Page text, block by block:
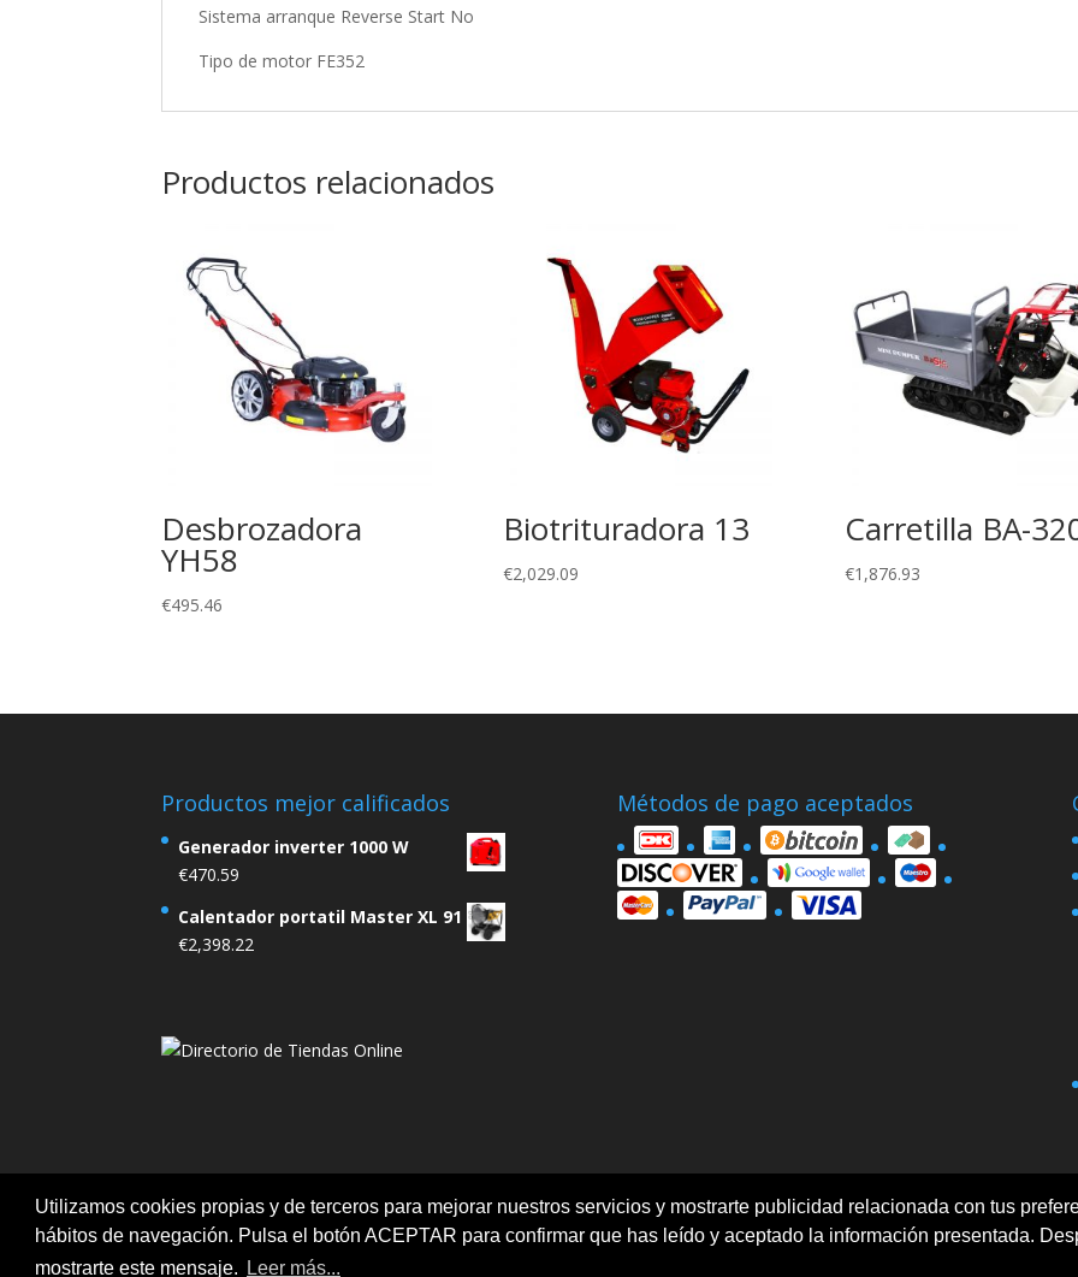
Utilizamos cookies propias y de terceros para mejorar nuestros servicios y mostrarte publicidad relacionada con tus
hábitos de navegación. Pulsa el botón ACEPTAR para confirmar que has leído y aceptado la información presentada.
mostrarte este mensaje.
Leer más...
Sistema arranque Reverse Start No
Tipo de motor FE352
Productos relacionados
Desbrozadora
YH58
€495.46
Biotrituradora 13
€2,029.09
Carretilla BA-
€1,876.93
Productos mejor calificados
Generador inverter 1000 W
€470.59
Calentador portatil Master XL 91
€2,398.22
Métodos de pago aceptados
Aviso legal Ofertas Política de Cookies Politica de privacidad Términos y condiciones